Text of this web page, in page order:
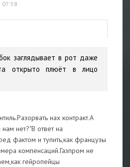
07:58
заглядывает в рот даже
открыто плюёт в лицо
нах контракт.А
нет?"В ответ на
фактом и тупить,как французы
компенсаций.Газпром не
гейропейцы